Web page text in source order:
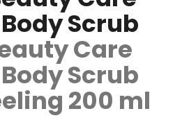
Scrub
Care
Scrub
200 ml